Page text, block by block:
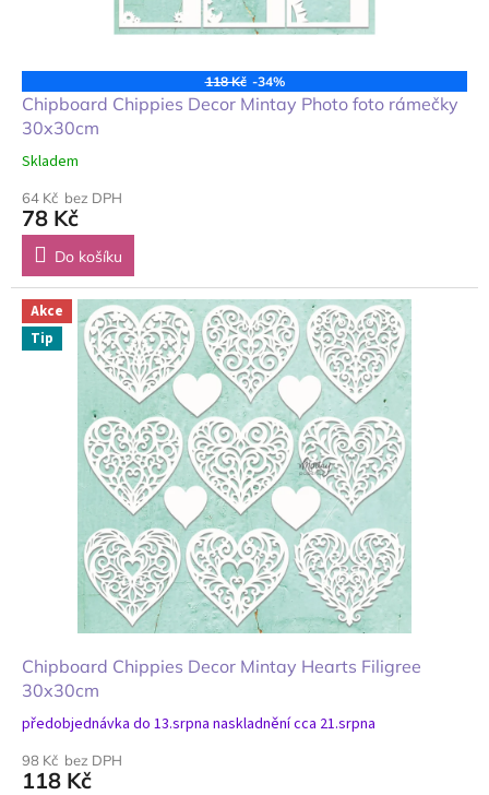
118 Kč -34%
Chipboard Chippies Decor Mintay Photo foto rámečky
30x30cm
Skladem
64 Kč bez DPH
78 Kč
Do košíku
Akce
Tip
Chipboard Chippies Decor Mintay Hearts Filigree
30x30cm
předobjednávka do 13.srpna naskladnění cca 21.srpna
98 Kč bez DPH
118 Kč